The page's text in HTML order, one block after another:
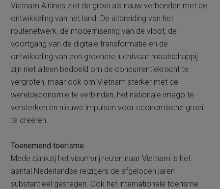
Vietnam Airlines ziet de groei als nauw verbonden met de
ontwikkeling van het land. De uitbreiding van het
routenetwerk, de modernisering van de vloot, de
voortgang van de digitale transformatie en de
ontwikkeling van een groenere luchtvaartmaatschappij
zijn niet alleen bedoeld om de concurrentiekracht te
vergroten, maar ook om Vietnam sterker met de
wereldeconomie te verbinden, het nationale imago te
versterken en nieuwe impulsen voor economische groei
te creëren.
Toenemend toerisme
Mede dankzij het visumvrij reizen naar Vietnam is het
aantal Nederlandse reizigers de afgelopen jaren
substantieel gestegen. Ook het internationale toerisme